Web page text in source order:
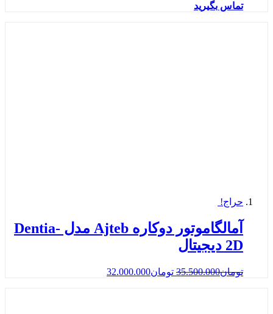
تماس بگیرید
حراج!
آمالگاموتور دوکاره Ajteb مدل Dentia-
2D دیجیتال
تومان35.500.000 تومان32.000.000